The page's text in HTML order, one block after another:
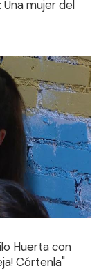
mujer del
Córtenla"
Huerta con
Córtenla"